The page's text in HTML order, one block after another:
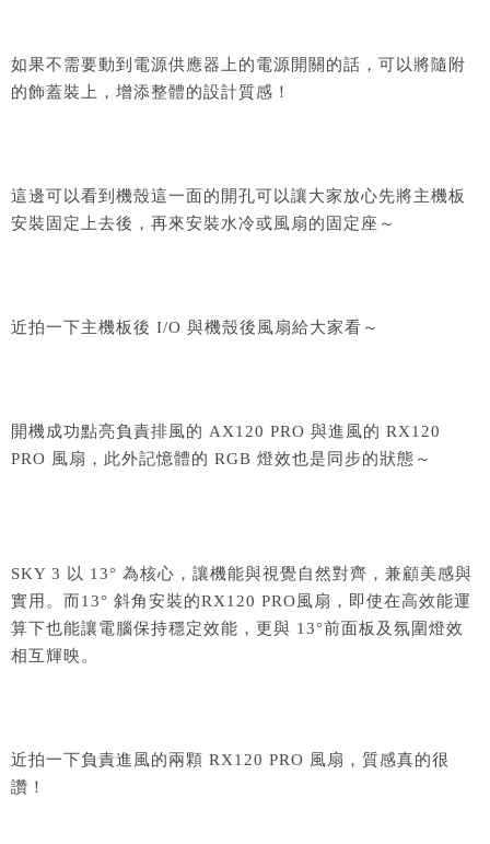
如果不需要動到電源供應器上的電源開關的話，可以將隨附
的飾蓋裝上，增添整體的設計質感！
這邊可以看到機殼這一面的開孔可以讓大家放心先將主機板
安裝固定上去後，再來安裝水冷或風扇的固定座～
近拍一下主機板後 I/O 與機殼後風扇給大家看～
開機成功點亮負責排風的 AX120 PRO 與進風的 RX120
PRO 風扇，此外記憶體的 RGB 燈效也是同步的狀態～
SKY 3 以 13° 為核心，讓機能與視覺自然對齊，兼顧美感與
實用。而13° 斜角安裝的RX120 PRO風扇，即使在高效能運
算下也能讓電腦保持穩定效能，更與 13°前面板及氛圍燈效
相互輝映。
近拍一下負責進風的兩顆 RX120 PRO 風扇，質感真的很
讚！